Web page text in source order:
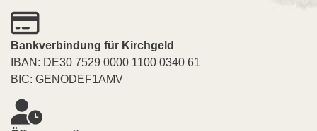
Bankverbindung für Kirchgeld
IBAN: DE30 7529 0000 1100 0340 61
BIC: GENODEF1AMV